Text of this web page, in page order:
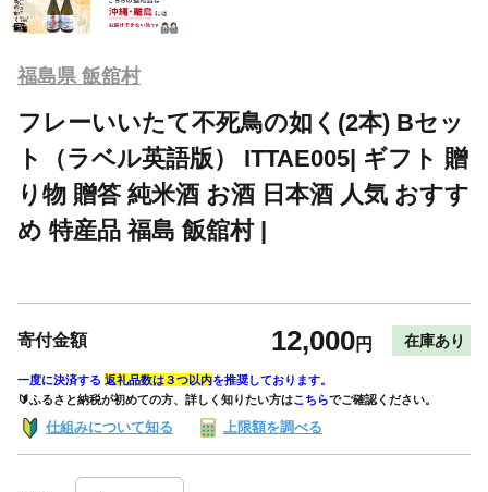
福島県 飯舘村
フレーいいたて不死鳥の如く(2本) Bセッ
ト（ラベル英語版） ITTAE005| ギフト 贈
り物 贈答 純米酒 お酒 日本酒 人気 おすす
め 特産品 福島 飯舘村 |
寄付金額 12,000円 在庫あり
一度に決済する 返礼品数は３つ以内を推奨しております。
🔰ふるさと納税が初めての方、詳しく知りたい方はこちらでご確認ください。
仕組みについて知る 上限額を調べる